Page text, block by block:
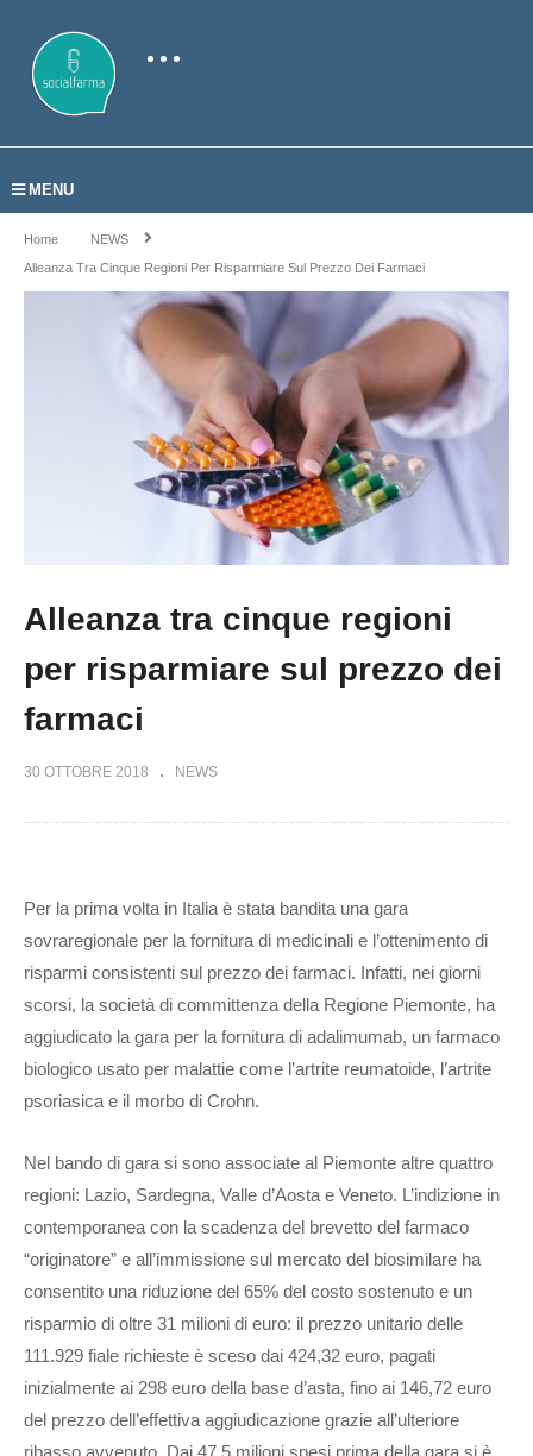
MENU
Home
NEWS
Alleanza Tra Cinque Regioni Per Risparmiare Sul Prezzo Dei Farmaci
Alleanza tra cinque regioni
per risparmiare sul prezzo dei
farmaci
30 OTTOBRE 2018 NEWS
Per la prima volta in Italia è stata bandita una gara
sovraregionale per la fornitura di medicinali e l’ottenimento di
risparmi consistenti sul prezzo dei farmaci. Infatti, nei giorni
scorsi, la società di committenza della Regione Piemonte, ha
aggiudicato la gara per la fornitura di adalimumab, un farmaco
biologico usato per malattie come l’artrite reumatoide, l’artrite
psoriasica e il morbo di Crohn.
Nel bando di gara si sono associate al Piemonte altre quattro
regioni: Lazio, Sardegna, Valle d’Aosta e Veneto. L’indizione in
contemporanea con la scadenza del brevetto del farmaco
“originatore” e all’immissione sul mercato del biosimilare ha
consentito una riduzione del 65% del costo sostenuto e un
risparmio di oltre 31 milioni di euro: il prezzo unitario delle
111.929 fiale richieste è sceso dai 424,32 euro, pagati
inizialmente ai 298 euro della base d’asta, fino ai 146,72 euro
del prezzo dell’effettiva aggiudicazione grazie all’ulteriore
ribasso avvenuto. Dai 47,5 milioni spesi prima della gara si è